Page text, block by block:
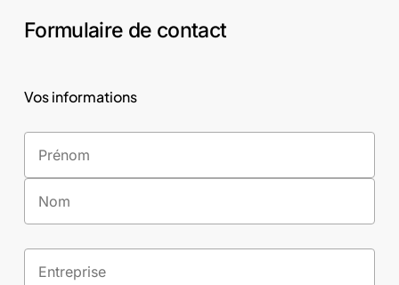
Formulaire de contact
Vos informations